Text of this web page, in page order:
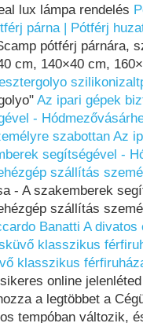
lux lámpa rendelés
párna | Pótférj
pótférj párnára,
cm, 140×40 cm,
Az ipari gépek
-
szabottan Az
segítségével -
szállítás
- A szakemberek
szállítás
Banatti A divatos
klasszikus
klasszikus
online
a legtöbbet a
tempóban változik,